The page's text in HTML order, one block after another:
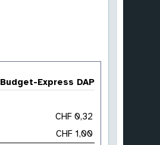
Budget-Express DAP
CHF 0,32
CHF 1,00